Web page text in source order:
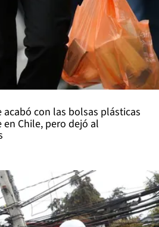
acabó con las bolsas plásticas
Chile, pero dejó al